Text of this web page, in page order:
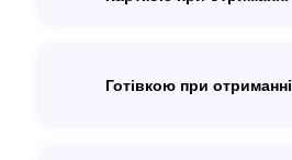
Готівкою при отриманні